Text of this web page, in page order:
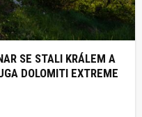
SE STALI KRÁLEM A
DOLOMITI EXTREME